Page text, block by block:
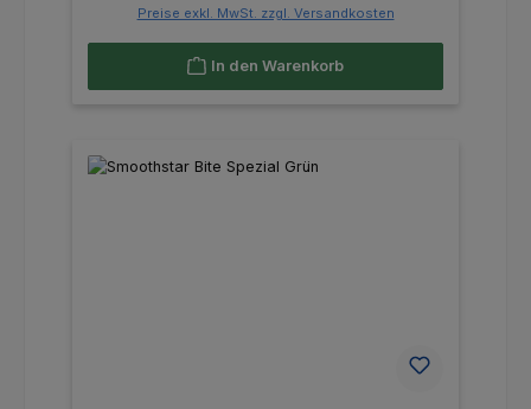
Preise exkl. MwSt. zzgl. Versandkosten
In den Warenkorb